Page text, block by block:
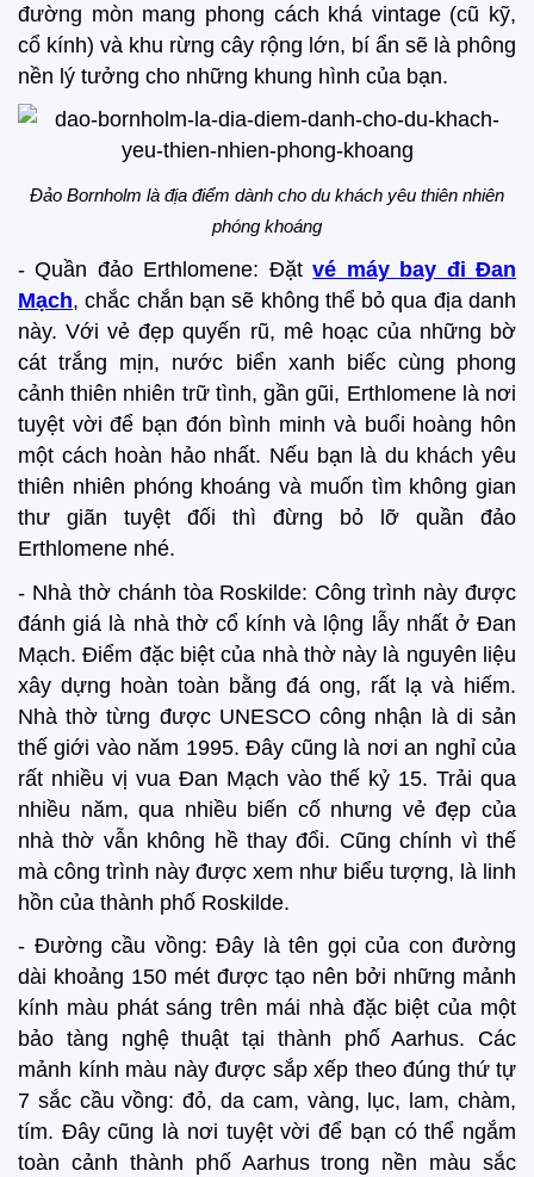
đường mòn mang phong cách khá vintage (cũ kỹ,
cổ kính) và khu rừng cây rộng lớn, bí ẩn sẽ là phông
nền lý tưởng cho những khung hình của bạn.
Đảo Bornholm là địa điểm dành cho du khách yêu thiên nhiên
phóng khoáng
- Quần đảo Erthlomene: Đặt vé máy bay đi Đan
Mạch, chắc chắn bạn sẽ không thể bỏ qua địa danh
này. Với vẻ đẹp quyến rũ, mê hoạc của những bờ
cát trắng mịn, nước biển xanh biếc cùng phong
cảnh thiên nhiên trữ tình, gần gũi, Erthlomene là nơi
tuyệt vời để bạn đón bình minh và buổi hoàng hôn
một cách hoàn hảo nhất. Nếu bạn là du khách yêu
thiên nhiên phóng khoáng và muốn tìm không gian
thư giãn tuyệt đối thì đừng bỏ lỡ quần đảo
Erthlomene nhé.
- Nhà thờ chánh tòa Roskilde: Công trình này được
đánh giá là nhà thờ cổ kính và lộng lẫy nhất ở Đan
Mạch. Điểm đặc biệt của nhà thờ này là nguyên liệu
xây dựng hoàn toàn bằng đá ong, rất lạ và hiếm.
Nhà thờ từng được UNESCO công nhận là di sản
thế giới vào năm 1995. Đây cũng là nơi an nghỉ của
rất nhiều vị vua Đan Mạch vào thế kỷ 15. Trải qua
nhiều năm, qua nhiều biến cố nhưng vẻ đẹp của
nhà thờ vẫn không hề thay đổi. Cũng chính vì thế
mà công trình này được xem như biểu tượng, là linh
hồn của thành phố Roskilde.
- Đường cầu vồng: Đây là tên gọi của con đường
dài khoảng 150 mét được tạo nên bởi những mảnh
kính màu phát sáng trên mái nhà đặc biệt của một
bảo tàng nghệ thuật tại thành phố Aarhus. Các
mảnh kính màu này được sắp xếp theo đúng thứ tự
7 sắc cầu vồng: đỏ, da cam, vàng, lục, lam, chàm,
tím. Đây cũng là nơi tuyệt vời để bạn có thể ngắm
toàn cảnh thành phố Aarhus trong nền màu sắc